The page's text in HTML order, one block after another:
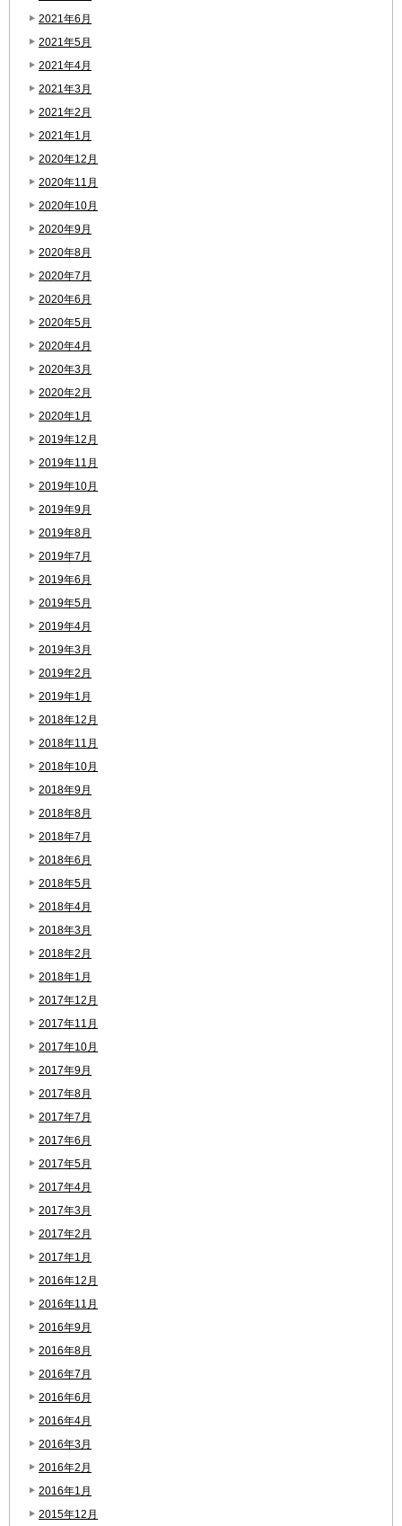
2021年6月
2021年5月
2021年4月
2021年3月
2021年2月
2021年1月
2020年12月
2020年11月
2020年10月
2020年9月
2020年8月
2020年7月
2020年6月
2020年5月
2020年4月
2020年3月
2020年2月
2020年1月
2019年12月
2019年11月
2019年10月
2019年9月
2019年8月
2019年7月
2019年6月
2019年5月
2019年4月
2019年3月
2019年2月
2019年1月
2018年12月
2018年11月
2018年10月
2018年9月
2018年8月
2018年7月
2018年6月
2018年5月
2018年4月
2018年3月
2018年2月
2018年1月
2017年12月
2017年11月
2017年10月
2017年9月
2017年8月
2017年7月
2017年6月
2017年5月
2017年4月
2017年3月
2017年2月
2017年1月
2016年12月
2016年11月
2016年9月
2016年8月
2016年7月
2016年6月
2016年4月
2016年3月
2016年2月
2016年1月
2015年12月